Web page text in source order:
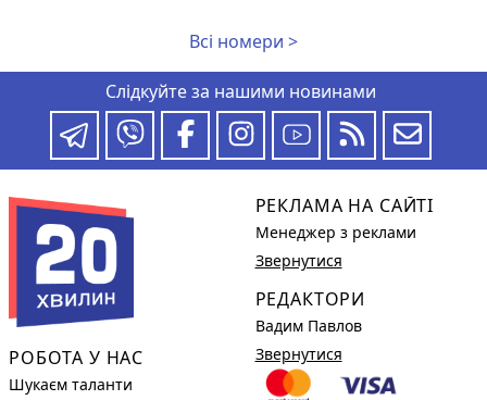
Всі номери >
Слідкуйте за нашими новинами
РОБОТА У НАС
Шукаєм таланти
РЕКЛАМА НА САЙТІ
Менеджер з реклами
Звернутися
РЕДАКТОРИ
Вадим Павлов
Звернутися